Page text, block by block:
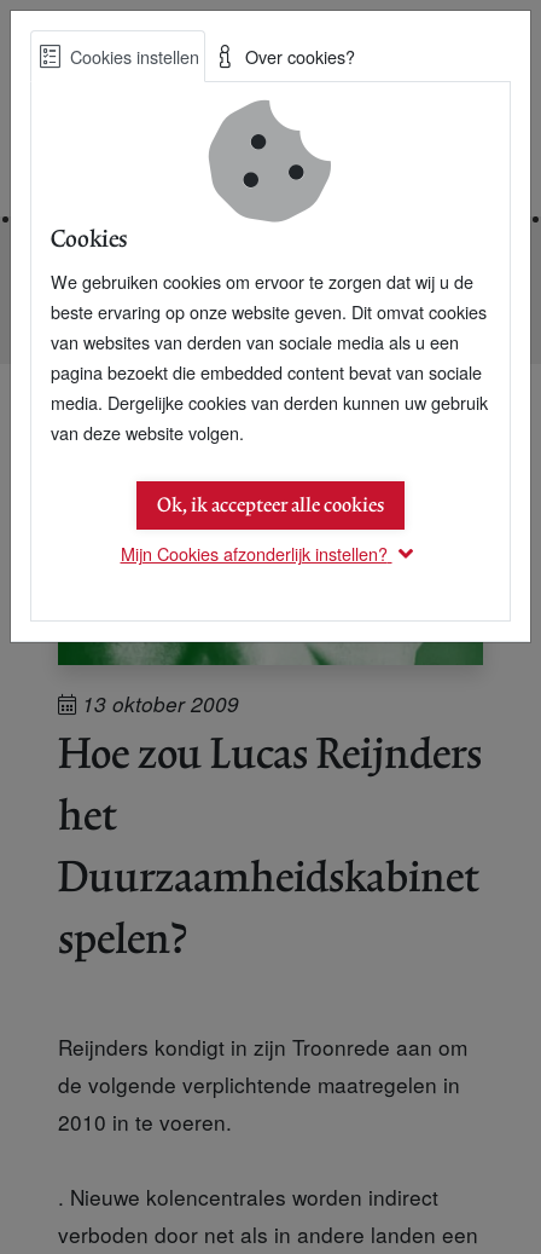
Skip
Best Practices voor een duurzame toekomst
Nieuwsarchief
Hoe zou Lucas Reijnders het Duurzaamheidskabinet spelen?
13 oktober 2009
Hoe zou Lucas Reijnders
het
Duurzaamheidskabinet
spelen?
Reijnders kondigt in zijn Troonrede aan om
de volgende verplichtende maatregelen in
2010 in te voeren.
. Nieuwe kolencentrales worden indirect
verboden door net als in andere landen een
Cookies instellen Over cookies?
Cookies
We gebruiken cookies om ervoor te zorgen dat wij u de
beste ervaring op onze website geven. Dit omvat cookies
van websites van derden van sociale media als u een
pagina bezoekt die embedded content bevat van sociale
media. Dergelijke cookies van derden kunnen uw gebruik
van deze website volgen.
Ok, ik accepteer alle cookies
Mijn Cookies afzonderlijk instellen?